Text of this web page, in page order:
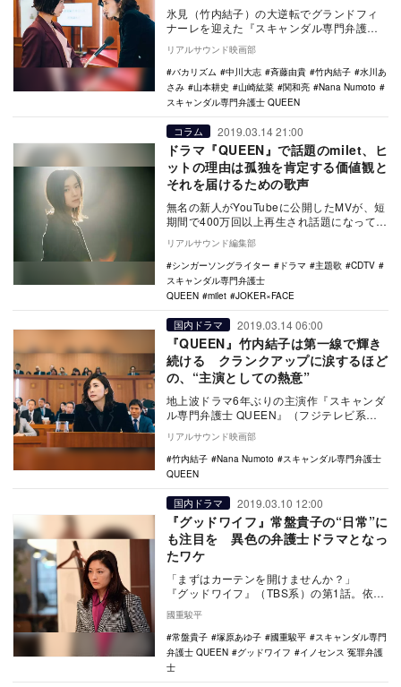
氷見（竹内結子）の大逆転でグランドフィ
ナーレを迎えた『スキャンダル専門弁護士
QUEEN』（フジテレビ系）最終回。前半
は、氷見と…
リアルサウンド映画部
バカリズム
中川大志 斉藤由貴 竹内結子
水川あ
さみ
山本耕史 山崎紘菜 関和亮
Nana Numoto
スキャンダル専門弁護士 QUEEN
コラム 2019.03.14 21:00
ドラマ『QUEEN』で話題のmilet、ヒ
ットの理由は孤独を肯定する価値観と
それを届けるための歌声
無名の新人がYouTubeに公開したMVが、短
期間で400万回以上再生され話題になってい
る。ハスキーかつダークな歌声を武器に持
つ…
リアルサウンド編集部
シンガーソングライター
ドラマ 主題歌
CDTV
スキャンダル専門弁護士
QUEEN
milet JOKER×FACE
国内ドラマ 2019.03.14 06:00
『QUEEN』竹内結子は第一線で輝き
続ける クランクアップに涙するほど
の、“主演としての熱意”
地上波ドラマ6年ぶりの主演作『スキャンダ
ル専門弁護士 QUEEN』（フジテレビ系、
以下『QUEEN』）の最終回が迫り、竹内結
子の…
リアルサウンド映画部
竹内結子
Nana Numoto
スキャンダル専門弁護士
QUEEN
国内ドラマ 2019.03.10 12:00
『グッドワイフ』常盤貴子の“日常”に
も注目を 異色の弁護士ドラマとなっ
たワケ
「まずはカーテンを開けませんか？」
『グッドワイフ』（TBS系）の第1話。依頼
人の男性の家を訪れた際に、杏子（常盤貴
子）が口…
國重駿平
常盤貴子
塚原あゆ子 國重駿平
スキャンダル専門
弁護士 QUEEN
グッドワイフ
イノセンス 冤罪弁護
士